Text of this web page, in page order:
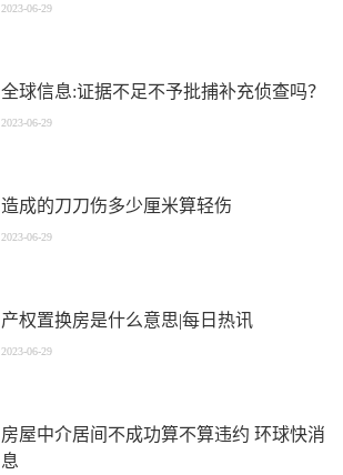
2023-06-29
全球信息:证据不足不予批捕补充侦查吗？
2023-06-29
造成的刀刀伤多少厘米算轻伤
2023-06-29
产权置换房是什么意思|每日热讯
2023-06-29
房屋中介居间不成功算不算违约 环球快消
息